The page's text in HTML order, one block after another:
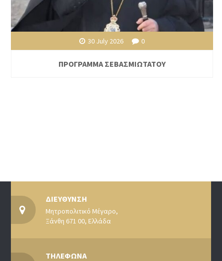
30 July 2026 0
ΠΡΟΓΡΑΜΜΑ ΣΕΒΑΣΜΙΩΤΑΤΟΥ
ΔΙΕΥΘΥΝΣΗ
Μητροπολιτικό Μέγαρο,
Ξάνθη 671 00, Ελλάδα
ΤΗΛΕΦΩΝΑ